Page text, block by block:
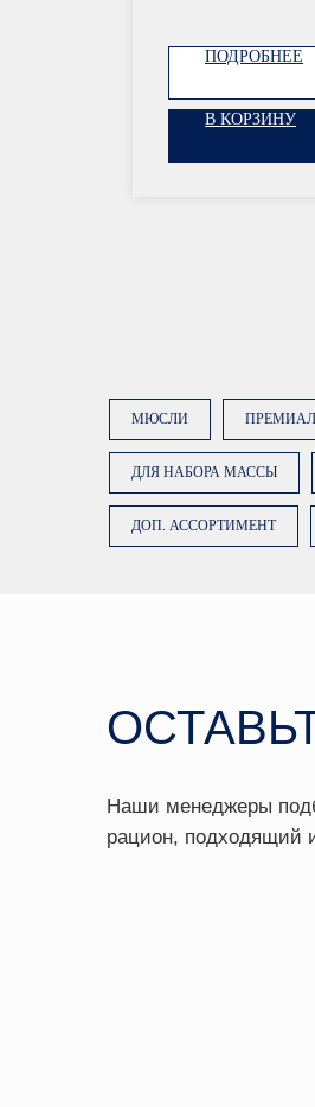
ПОДРОБНЕЕ
В КОРЗИНУ
МЮСЛИ
ДЛЯ НАБОРА МАССЫ
ДОП. АССОРТИМЕНТ
Наши менеджеры
рацион, подходящий